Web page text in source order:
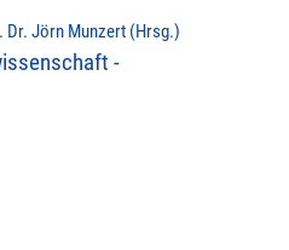
Dr. Jörn Munzert (Hrsg.)
-